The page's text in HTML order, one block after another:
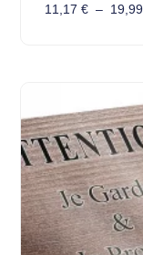
11,17 € – 19,99